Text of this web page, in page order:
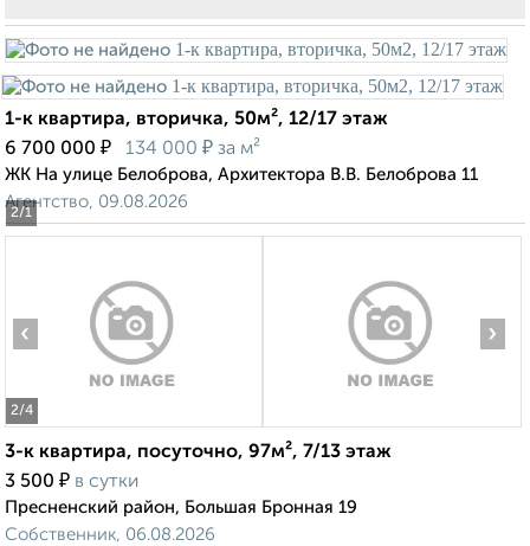
2/1
1-к квартира, вторичка, 50м², 12/17 этаж
6 700 000 ₽ 134 000 ₽ за м²
ЖК На улице Белоброва, Архитектора В.В. Белоброва 11
Агентство, 09.08.2026
2/4
‹ ›
3-к квартира, посуточно, 97м², 7/13 этаж
3 500 ₽ в сутки
Пресненский район, Большая Бронная 19
Собственник, 06.08.2026